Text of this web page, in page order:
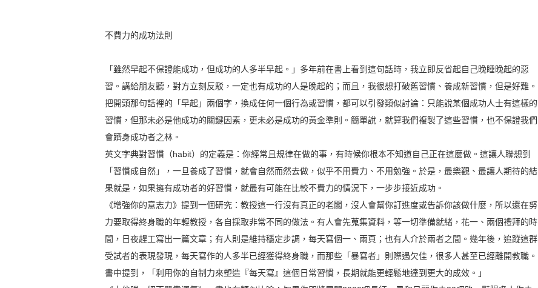
不費力的成功法則
「雖然早起不保證能成功，但成功的人多半早起。」多年前在書上看到這句話時，我立即反省起自己晚睡晚起的惡
習。講給朋友聽，對方立刻反駁，一定也有成功的人是晚起的；而且，我很想打破舊習慣、養成新習慣，但是好難。
把開頭那句話裡的「早起」兩個字，換成任何一個行為或習慣，都可以引發類似討論：只能說某個成功人士有這樣的
習慣，但那未必是他成功的關鍵因素，更未必是成功的黃金準則。簡單說，就算我們複製了這些習慣，也不保證我們
會躋身成功者之林。
英文字典對習慣（habit）的定義是：你經常且規律在做的事，有時候你根本不知道自己正在這麼做。這讓人聯想到
「習慣成自然」，一旦養成了習慣，就會自然而然去做，似乎不用費力、不用勉強。於是，最樂觀、最讓人期待的結
果就是，如果擁有成功者的好習慣，就最有可能在比較不費力的情況下，一步步接近成功。
《增強你的意志力》提到一個研究：教授這一行沒有真正的老闆，沒人會幫你訂進度或告訴你該做什麼，所以還在努
力要取得終身職的年輕教授，各自採取非常不同的做法。有人會先蒐集資料，等一切準備就緒，花一、兩個禮拜的時
間，日夜趕工寫出一篇文章；有人則是維持穩定步調，每天寫個一、兩頁；也有人介於兩者之間。幾年後，追蹤這群
受試者的表現發現，每天寫作的人多半已經獲得終身職，而那些「暴寫者」則際遇欠佳，很多人甚至已經離開教職。
書中提到，「利用你的自制力來塑造『每天寫』這個日常習慣，長期就能更輕鬆地達到更大的成效。」